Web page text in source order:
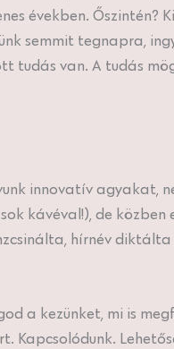
években. Őszintén?
semmit tegnapra,
tudás van. A tudás
innovatív agyakat,
kávéval!), de
hírnév diktálta
a kezünket, mi is
Kapcsolódunk.